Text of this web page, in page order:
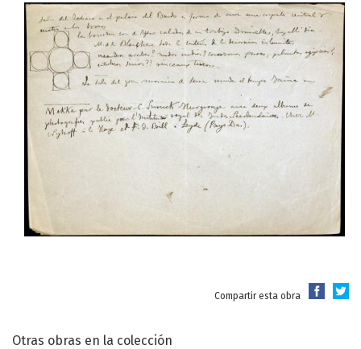
Compartir esta obra
Otras obras en la colección